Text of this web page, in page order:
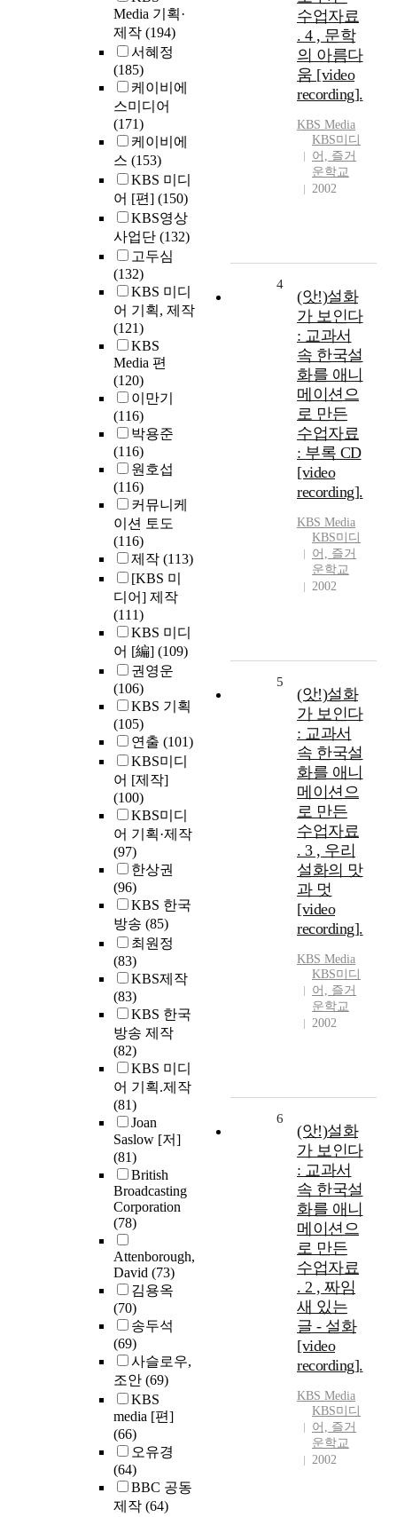
Media 기획·
제작 (194)
서혜정
(185)
케이비에
스미디어
(171)
케이비에
스 (153)
KBS 미디
어 [편] (150)
KBS영상
사업단 (132)
고두심
(132)
KBS 미디
어 기획, 제작
(121)
KBS
Media 편
(120)
이만기
(116)
박용준
(116)
원호섭
(116)
커뮤니케
이션 토도
(116)
제작 (113)
[KBS 미
디어] 제작
(111)
KBS 미디
어 [編] (109)
권영운
(106)
KBS 기획
(105)
연출 (101)
KBS미디
어 [제작]
(100)
KBS미디
어 기획·제작
(97)
한상권
(96)
KBS 한국
방송 (85)
최원정
(83)
KBS제작
(83)
KBS 한국
방송 제작
(82)
KBS 미디
어 기획.제작
(81)
Joan
Saslow [저]
(81)
British
Broadcasting
Corporation
(78)
Attenborough,
David (73)
김용옥
(70)
송두석
(69)
사슬로우,
조안 (69)
KBS
media [편]
(66)
오유경
(64)
BBC 공동
제작 (64)
수업자료
. 4 , 문학
의 아름다
움 [video
recording].
KBS Media
KBS미디
어, 즐거
운학교
2002
4
(앗!)설화
가 보인다
: 교과서
속 한국설
화를 애니
메이션으
로 만든
수업자료
: 부록 CD
[video
recording].
KBS Media
KBS미디
어, 즐거
운학교
2002
5
(앗!)설화
가 보인다
: 교과서
속 한국설
화를 애니
메이션으
로 만든
수업자료
. 3 , 우리
설화의 맛
과 멋
[video
recording].
KBS Media
KBS미디
어, 즐거
운학교
2002
6
(앗!)설화
가 보인다
: 교과서
속 한국설
화를 애니
메이션으
로 만든
수업자료
. 2 , 짜임
새 있는
글 - 설화
[video
recording].
KBS Media
KBS미디
어, 즐거
운학교
2002